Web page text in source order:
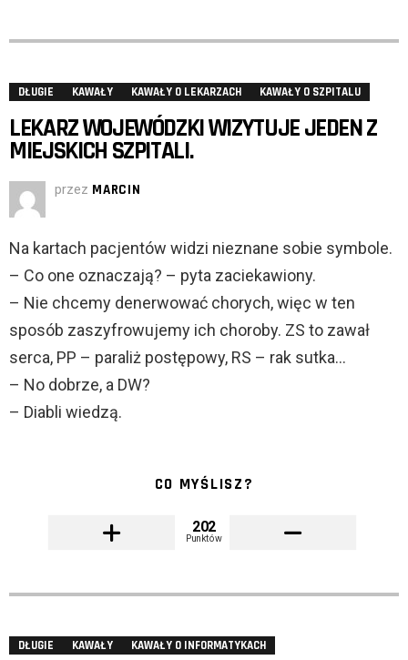
DŁUGIE KAWAŁY KAWAŁY O LEKARZACH KAWAŁY O SZPITALU
LEKARZ WOJEWÓDZKI WIZYTUJE JEDEN Z
MIEJSKICH SZPITALI.
przez MARCIN
Na kartach pacjentów widzi nieznane sobie symbole.
– Co one oznaczają? – pyta zaciekawiony.
– Nie chcemy denerwować chorych, więc w ten
sposób zaszyfrowujemy ich choroby. ZS to zawał
serca, PP – paraliż postępowy, RS – rak sutka…
– No dobrze, a DW?
– Diabli wiedzą.
CO MYŚLISZ?
202
Punktów
DŁUGIE KAWAŁY KAWAŁY O INFORMATYKACH